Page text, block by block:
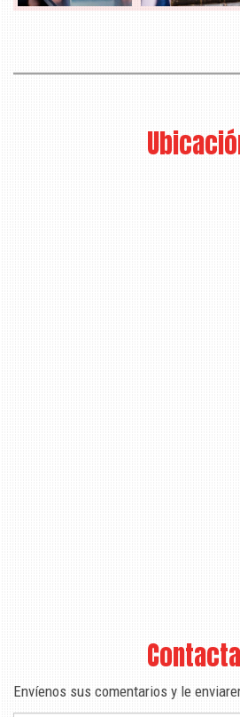
Envíenos sus comentarios y le